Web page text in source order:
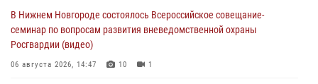
В Нижнем Новгороде состоялось Всероссийское совещание-
семинар по вопросам развития вневедомственной охраны
Росгвардии (видео)
06 августа 2026, 14:47 10 1